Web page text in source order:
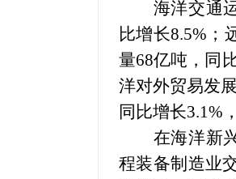
海洋交通
比增长8.5% ；
量68亿吨，同
洋对外贸易发
同比增长3.1%
在海洋新
程装备制造业